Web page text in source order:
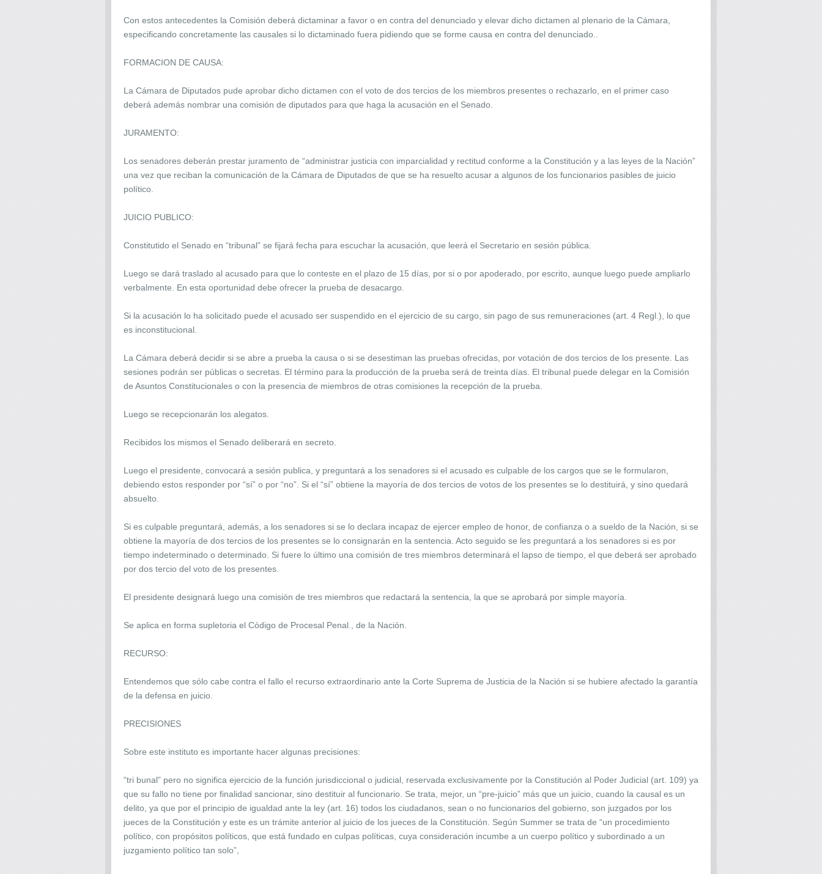
Con estos antecedentes la Comisión deberá dictaminar a favor o en contra del denunciado y elevar dicho dictamen al plenario de la Cámara,
especificando concretamente las causales si lo dictaminado fuera pidiendo que se forme causa en contra del denunciado..
FORMACION DE CAUSA:
La Cámara de Diputados pude aprobar dicho dictamen con el voto de dos tercios de los miembros presentes o rechazarlo, en el primer caso
deberá además nombrar una comisión de diputados para que haga la acusación en el Senado.
JURAMENTO:
Los senadores deberán prestar juramento de “administrar justicia con imparcialidad y rectitud conforme a la Constitución y a las leyes de la Nación”
una vez que reciban la comunicación de la Cámara de Diputados de que se ha resuelto acusar a algunos de los funcionarios pasibles de juicio
político.
JUICIO PUBLICO:
Constitutido el Senado en “tribunal” se fijará fecha para escuchar la acusación, que leerá el Secretario en sesión pública.
Luego se dará traslado al acusado para que lo conteste en el plazo de 15 días, por si o por apoderado, por escrito, aunque luego puede ampliarlo
verbalmente. En esta oportunidad debe ofrecer la prueba de desacargo.
Si la acusación lo ha solicitado puede el acusado ser suspendido en el ejercicio de su cargo, sin pago de sus remuneraciones (art. 4 Regl.), lo que
es inconstitucional.
La Cámara deberá decidir si se abre a prueba la causa o si se desestiman las pruebas ofrecidas, por votación de dos tercios de los presente. Las
sesiones podrán ser públicas o secretas. El término para la producción de la prueba será de treinta días. El tribunal puede delegar en la Comisión
de Asuntos Constitucionales o con la presencia de miembros de otras comisiones la recepción de la prueba.
Luego se recepcionarán los alegatos.
Recibidos los mismos el Senado deliberará en secreto.
Luego el presidente, convocará a sesión publica, y preguntará a los senadores si el acusado es culpable de los cargos que se le formularon,
debiendo estos responder por “sí” o por “no”. Si el “sí” obtiene la mayoría de dos tercios de votos de los presentes se lo destituirá, y sino quedará
absuelto.
Si es culpable preguntará, además, a los senadores si se lo declara incapaz de ejercer empleo de honor, de confianza o a sueldo de la Nación, si se
obtiene la mayoría de dos tercios de los presentes se lo consignarán en la sentencia. Acto seguido se les preguntará a los senadores si es por
tiempo indeterminado o determinado. Si fuere lo último una comisión de tres miembros determinará el lapso de tiempo, el que deberá ser aprobado
por dos tercio del voto de los presentes.
El presidente designará luego una comisión de tres miembros que redactará la sentencia, la que se aprobará por simple mayoría.
Se aplica en forma supletoria el Código de Procesal Penal., de la Nación.
RECURSO:
Entendemos que sólo cabe contra el fallo el recurso extraordinario ante la Corte Suprema de Justicia de la Nación si se hubiere afectado la garantía
de la defensa en juicio.
PRECISIONES
Sobre este instituto es importante hacer algunas precisiones:
“tri bunal” pero no significa ejercicio de la función jurisdiccional o judicial, reservada exclusivamente por la Constitución al Poder Judicial (art. 109) ya
que su fallo no tiene por finalidad sancionar, sino destituir al funcionario. Se trata, mejor, un “pre-juicio” más que un juicio, cuando la causal es un
delito, ya que por el principio de igualdad ante la ley (art. 16) todos los ciudadanos, sean o no funcionarios del gobierno, son juzgados por los
jueces de la Constitución y este es un trámite anterior al juicio de los jueces de la Constitución. Según Summer se trata de “un procedimiento
político, con propósitos políticos, que está fundado en culpas políticas, cuya consideración incumbe a un cuerpo político y subordinado a un
juzgamiento político tan solo”,